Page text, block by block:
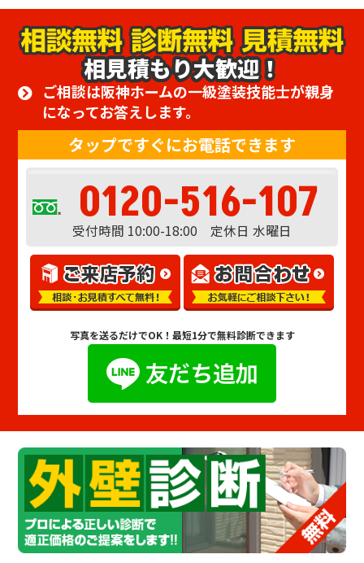
相見積もり大歓迎！
ご相談は阪神ホームの一級塗装技能士が親身
になってお答えします。
タップですぐにお電話できます
0120-516-107
受付時間 10:00-18:00 定休日 水曜日
写真を送るだけでOK！ 最短1分で無料診断できます